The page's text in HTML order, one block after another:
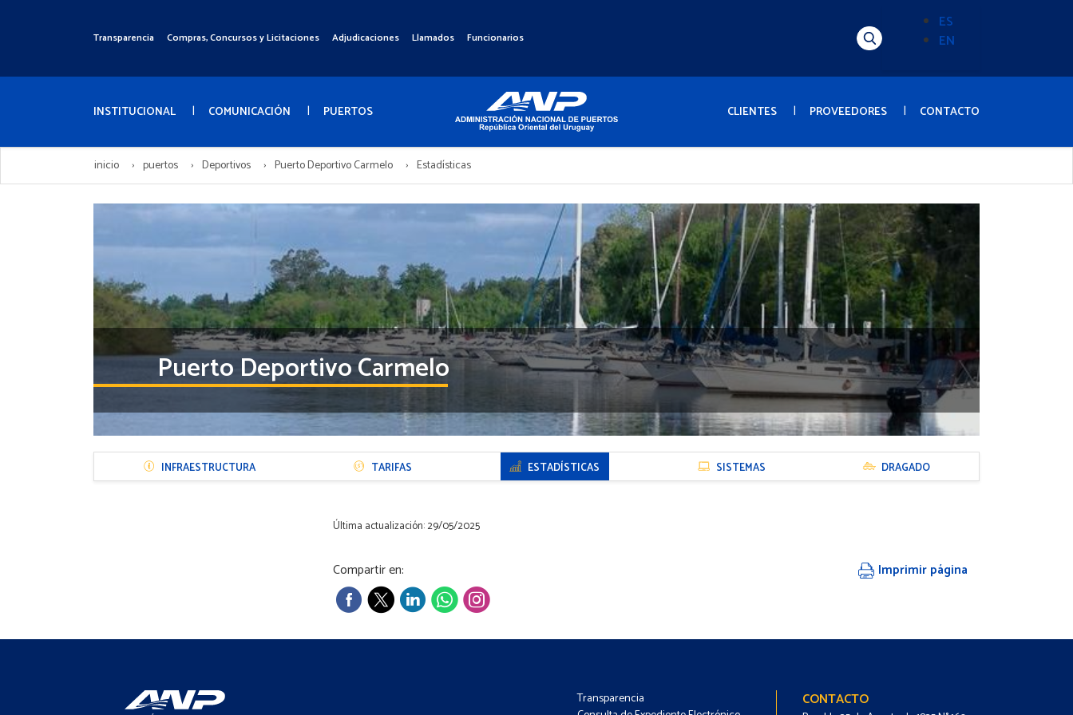
Menú
Transparencia Compras, Concursos y Licitaciones Adjudicaciones Llamados Funcionarios Alternador
(Content)
ES
EN
Menú
INSTITUCIONAL COMUNICACIÓN PUERTOS CLIENTES PROVEEDORES CONTACTO
inicio puertos Deportivos Puerto Deportivo Carmelo Estadísticas
Puerto Deportivo Carmelo
Menú INFRAESTRUCTURA TARIFAS ESTADÍSTICAS SISTEMAS DRAGADO
Última actualización: 29/05/2025
Compartir en: Imprimir página
Transparencia
CONTACTO